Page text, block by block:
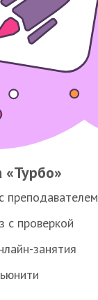
преподавателем
с проверкой
занятия